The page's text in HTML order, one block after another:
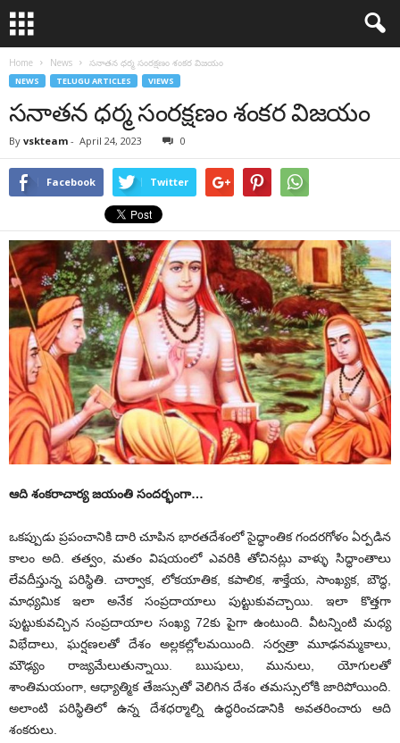
Home News సనాతన ధర్మ సంరక్షణం శంకర విజయం
NEWS TELUGU ARTICLES VIEWS
సనాతన ధర్మ సంరక్షణం శంకర విజయం
By vskteam - April 24, 2023 0
Facebook Twitter
ఆది శంకరాచార్య జ‌యంతి సంద‌ర్భంగా…
ఒకప్పుడు ప్రపంచానికి దారి చూపిన భారతదేశంలో సైద్ధాంతిక గందరగోళం ఏర్పడిన
కాలం అది. తత్వం, మతం విషయంలో ఎవరికి తోచినట్లు వాళ్ళు సిద్ధాంతాలు
లేవదీస్తున్న పరిస్థితి. చార్వాక, లోకయాతిక, కపాలిక, శాక్తేయ, సాంఖ్యక, బౌద్ధ,
మాధ్యమిక ఇలా అనేక సంప్రదాయాలు పుట్టుకువచ్చాయి. ఇలా కొత్తగా
పుట్టుకువచ్చిన సంప్రదాయాల సంఖ్య 72కు పైగా ఉంటుంది. వీటన్నింటి మధ్య
విభేదాలు, ఘర్షణలతో దేశం అల్లకల్లోలమయింది. సర్వత్రా మూఢనమ్మకాలు,
మౌఢ్యం రాజ్యమేలుతున్నాయి. ఋషులు, మునులు, యోగులతో
శాంతిమయంగా, ఆధ్యాత్మిక తేజస్సుతో వెలిగిన దేశం తమస్సులోకి జారిపోయింది.
అలాంటి పరిస్థితిలో ఉన్న దేశధర్మాల్ని ఉద్ధరించడానికి అవతరించారు ఆది
శంకరులు.